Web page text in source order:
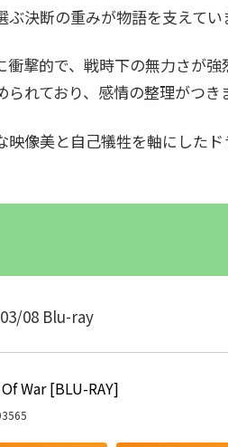
決断の重みが物語を支えてい
撃的で、戦時下の無力さが
れており、感情の整理がつき
像美と自己犠牲を軸にした
08 Blu-ray
War [BLU-RAY]